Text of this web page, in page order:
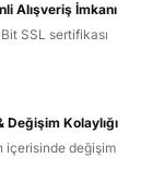
Alışveriş İmkanı
SSL sertifikası
Değişim Kolaylığı
içerisinde değişim